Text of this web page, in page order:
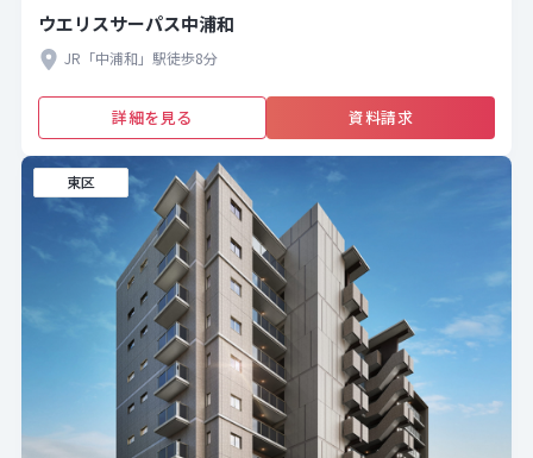
ウエリスサーパス中浦和
JR「中浦和」駅徒歩8分
詳細を見る 資料請求
東区